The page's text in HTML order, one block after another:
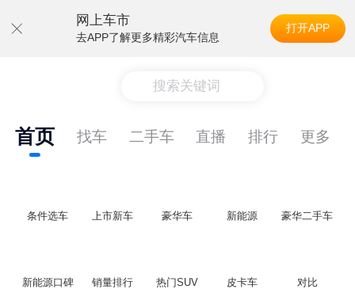
网上车市
去APP了解更多精彩汽车信息
打开APP
搜索关键词
首页 找车 二手车 直播 排行 更多
条件选车 上市新车 豪华车 新能源 豪华二手车
新能源口碑 销量排行 热门SUV 皮卡车 对比